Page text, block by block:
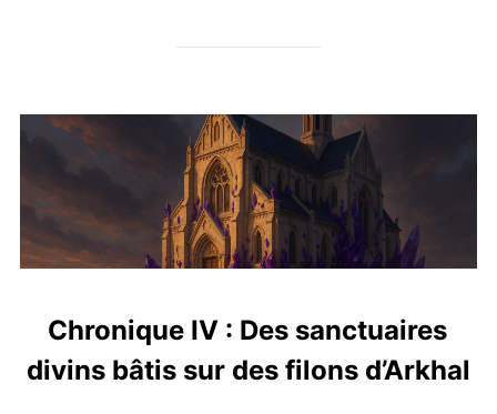
Chronique IV : Des sanctuaires
divins bâtis sur des filons d’Arkhal